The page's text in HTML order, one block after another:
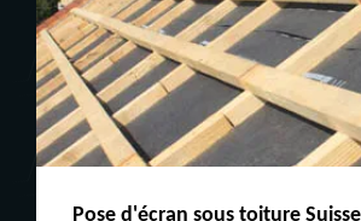
Peinture boiserie LE